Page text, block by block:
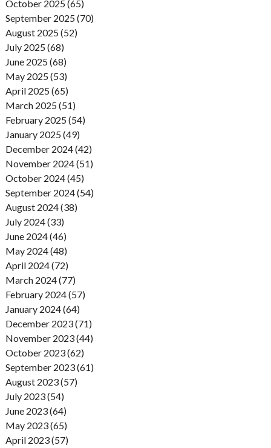
October 2025 (65)
September 2025 (70)
August 2025 (52)
July 2025 (68)
June 2025 (68)
May 2025 (53)
April 2025 (65)
March 2025 (51)
February 2025 (54)
January 2025 (49)
December 2024 (42)
November 2024 (51)
October 2024 (45)
September 2024 (54)
August 2024 (38)
July 2024 (33)
June 2024 (46)
May 2024 (48)
April 2024 (72)
March 2024 (77)
February 2024 (57)
January 2024 (64)
December 2023 (71)
November 2023 (44)
October 2023 (62)
September 2023 (61)
August 2023 (57)
July 2023 (54)
June 2023 (64)
May 2023 (65)
April 2023 (57)